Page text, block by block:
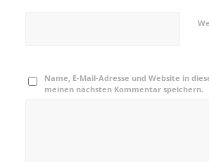
Name, E-Mail-Adresse und Website in
meinen nächsten Kommentar speichern.